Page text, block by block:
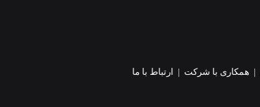
| همکاری با شرکت |
ارتباط با ما